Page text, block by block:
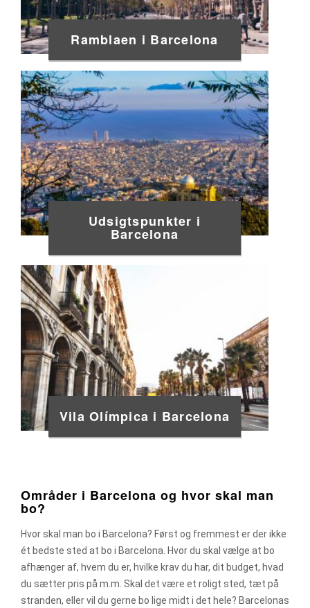
Ramblaen i Barcelona
Udsigtspunkter i
Barcelona
Vila Olímpica i Barcelona
Områder i Barcelona og hvor skal man
bo?
Hvor skal man bo i Barcelona? Først og fremmest er der ikke
ét bedste sted at bo i Barcelona. Hvor du skal vælge at bo
afhænger af, hvem du er, hvilke krav du har, dit budget, hvad
du sætter pris på m.m. Skal det være et roligt sted, tæt på
stranden, eller vil du gerne bo lige midt i det hele? Barcelonas